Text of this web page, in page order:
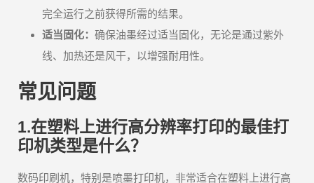
完全运行之前获得所需的结果。
适当固化： 确保油墨经过适当固化，无论是通过紫外
线、加热还是风干，以增强耐用性。
常见问题
1.在塑料上进行高分辨率打印的最佳打
印机类型是什么？
数码印刷机，特别是喷墨打印机，非常适合在塑料上进行高